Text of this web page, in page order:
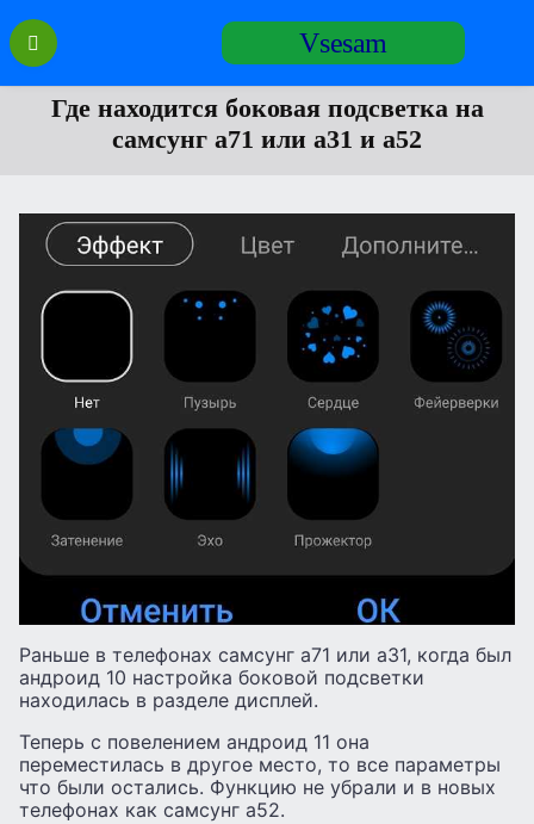
Перейти
содержанию
Vsesam
Где находится боковая подсветка на
самсунг а71 или а31 и а52
Раньше в телефонах самсунг а71 или а31, когда был
андроид 10 настройка боковой подсветки
находилась в разделе дисплей.
Теперь с повелением андроид 11 она
переместилась в другое место, то все параметры
что были остались. Функцию не убрали и в новых
телефонах как самсунг а52.